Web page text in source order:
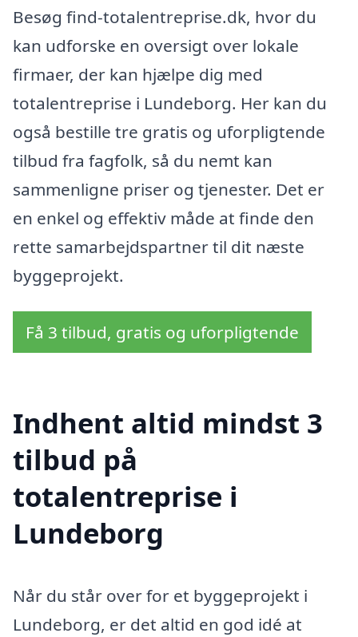
Besøg find-totalentreprise.dk, hvor du
kan udforske en oversigt over lokale
firmaer, der kan hjælpe dig med
totalentreprise i Lundeborg. Her kan du
også bestille tre gratis og uforpligtende
tilbud fra fagfolk, så du nemt kan
sammenligne priser og tjenester. Det er
en enkel og effektiv måde at finde den
rette samarbejdspartner til dit næste
byggeprojekt.
Få 3 tilbud, gratis og uforpligtende
Indhent altid mindst 3
tilbud på
totalentreprise i
Lundeborg
Når du står over for et byggeprojekt i
Lundeborg, er det altid en god idé at